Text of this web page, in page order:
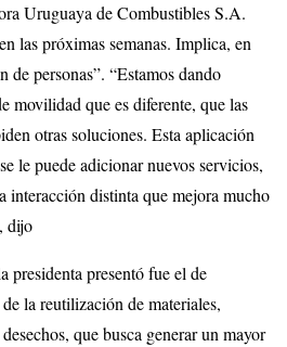
Uruguaya de Combustibles S.A.
las próximas semanas. Implica, en
de personas”. “Estamos dando
movilidad que es diferente, que las
otras soluciones. Esta aplicación
le puede adicionar nuevos servicios,
interacción distinta que mejora mucho
dijo
presidenta presentó fue el de
la reutilización de materiales,
que busca generar un mayor